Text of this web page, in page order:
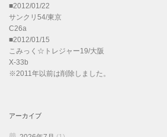
■2012/01/22
サンクリ54/東京
C26a
■2012/01/15
こみっく☆トレジャー19/大阪
X-33b
※2011年以前は削除しました。
アーカイブ